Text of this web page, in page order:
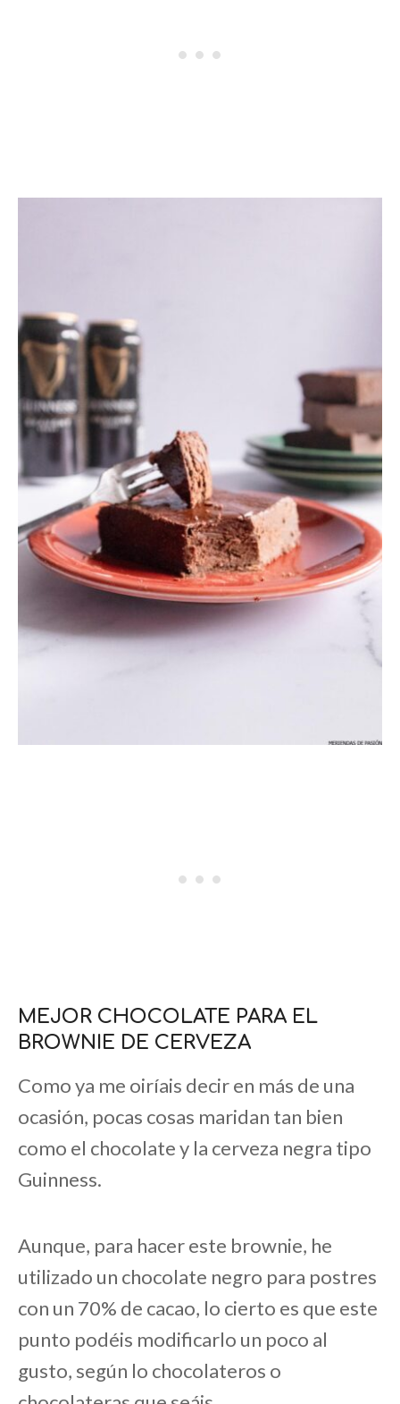
MEJOR CHOCOLATE PARA EL
BROWNIE DE CERVEZA
Como ya me oiríais decir en más de una
ocasión, pocas cosas maridan tan bien
como el chocolate y la cerveza negra tipo
Guinness.
Aunque, para hacer este brownie, he
utilizado un chocolate negro para postres
con un 70% de cacao, lo cierto es que este
punto podéis modificarlo un poco al
gusto, según lo chocolateros o